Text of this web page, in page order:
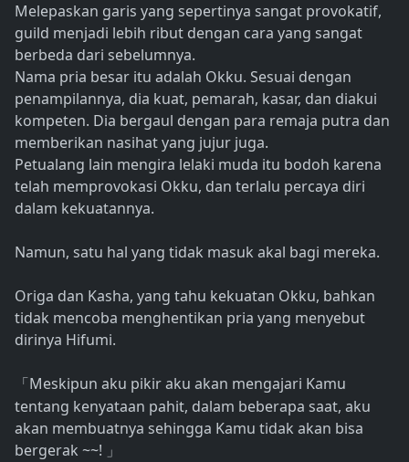
Melepaskan garis yang sepertinya sangat provokatif,
guild menjadi lebih ribut dengan cara yang sangat
berbeda dari sebelumnya.
Nama pria besar itu adalah Okku. Sesuai dengan
penampilannya, dia kuat, pemarah, kasar, dan diakui
kompeten. Dia bergaul dengan para remaja putra dan
memberikan nasihat yang jujur ​​juga.
Petualang lain mengira lelaki muda itu bodoh karena
telah memprovokasi Okku, dan terlalu percaya diri
dalam kekuatannya.
Namun, satu hal yang tidak masuk akal bagi mereka.
Origa dan Kasha, yang tahu kekuatan Okku, bahkan
tidak mencoba menghentikan pria yang menyebut
dirinya Hifumi.
「 Meskipun aku pikir aku akan mengajari Kamu
tentang kenyataan pahit, dalam beberapa saat, aku
akan membuatnya sehingga Kamu tidak akan bisa
bergerak ~~!
」